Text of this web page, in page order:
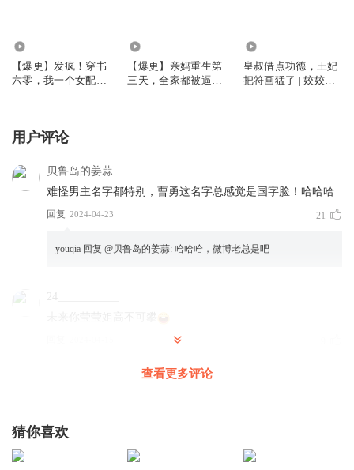
【爆更】发疯！穿书
六零，我一个女配坏
【爆更】亲妈重生第
三天，全家都被逼疯
皇叔借点功德，王妃
把符画猛了 | 姣姣兮
用户评论
贝鲁岛的姜蒜
难怪男主名字都特别，曹勇这名字总感觉是国字脸！哈哈哈
回复 2024-04-23 21
youqia 回复 @贝鲁岛的姜蒜: 哈哈哈，微博老总是吧
24___________
24___________: 书友？
_阡陌晨光_
唯一女生虽然会被贴标签，但也因此不断有好奇的男生来送
上相关的八卦消息，嘿嘿！
查看更多评论
猜你喜欢